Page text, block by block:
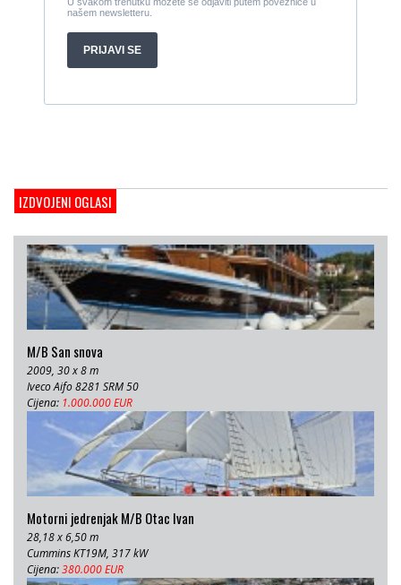
Cijena:27.000 EUR
Gulet Hera
M/B San snova
2008, 27 x 6.5 m, Volvo penta 350 KS
Cijena:
IZDVOJENI OGLASI
M/B San snova
2009, 30 x 8 m
Iveco Aifo 8281 SRM 50
Cijena: 1.000.000 EUR
Motorni jedrenjak M/B Otac Ivan
28,18 x 6,50 m
Cummins KT19M, 317 kW
Cijena:380.000 EUR